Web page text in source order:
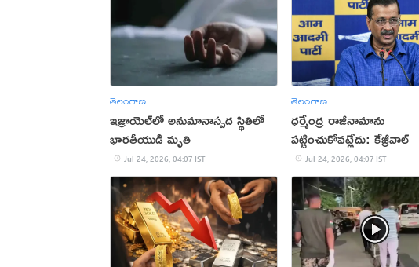
తెలంగాణ
ఇజ్రాయెల్‌లో అనుమానాస్పద స్థితిలో
భారతీయుడి మృతి
Jul 24, 2026, 04:07 IST
తెలంగాణ
ధర్మేంద్ర రాజీనామాను
పట్టించుకోవట్లేదు: కేజ్రీవాల్
Jul 24, 2026, 04:07 IST